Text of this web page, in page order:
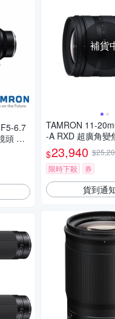
6.7
頭 公
補貨
TAMRON 11-
-A RXD 超廣角變
貨 FUJIFILM X 接
$23,940
限時下殺
券
貨到通